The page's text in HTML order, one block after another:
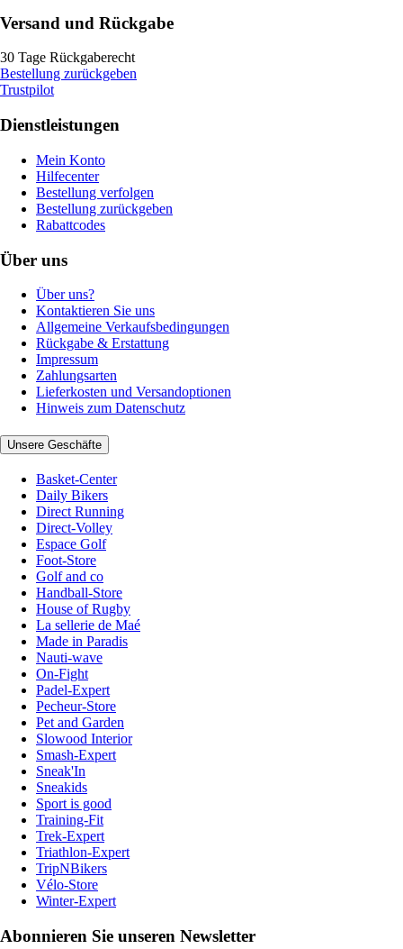
Versand und Rückgabe
30 Tage Rückgaberecht
Bestellung zurückgeben
Trustpilot
Dienstleistungen
Mein Konto
Hilfecenter
Bestellung verfolgen
Bestellung zurückgeben
Rabattcodes
Über uns
Über uns?
Kontaktieren Sie uns
Allgemeine Verkaufsbedingungen
Rückgabe & Erstattung
Impressum
Zahlungsarten
Lieferkosten und Versandoptionen
Hinweis zum Datenschutz
Unsere Geschäfte
Basket-Center
Daily Bikers
Direct Running
Direct-Volley
Espace Golf
Foot-Store
Golf and co
Handball-Store
House of Rugby
La sellerie de Maé
Made in Paradis
Nauti-wave
On-Fight
Padel-Expert
Pecheur-Store
Pet and Garden
Slowood Interior
Smash-Expert
Sneak'In
Sneakids
Sport is good
Training-Fit
Trek-Expert
Triathlon-Expert
TripNBikers
Vélo-Store
Winter-Expert
Abonnieren Sie unseren Newsletter